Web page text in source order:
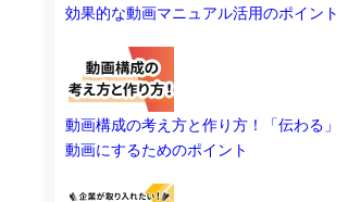
効果的な動画マニュアル活用のポイント
動画構成の考え方と作り方！「伝わる」
動画にするためのポイント